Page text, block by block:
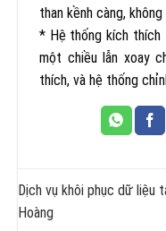
than kềnh càng,
* Hệ thống kích thích
một chiều lẫn xoay
thích, và hệ thống
Dịch vụ khôi phục dữ liệu
Hoàng